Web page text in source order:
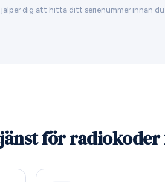
dig att hitta ditt serienummer innan
för radiokoder